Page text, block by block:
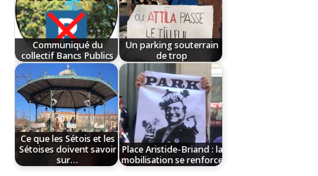
Communiqué du
collectif Bancs Publics
Un parking souterrain
de trop
Ce que les Sétois et les
Sétoises doivent savoir
sur…
Place Aristide-Briand : la
mobilisation se renforce